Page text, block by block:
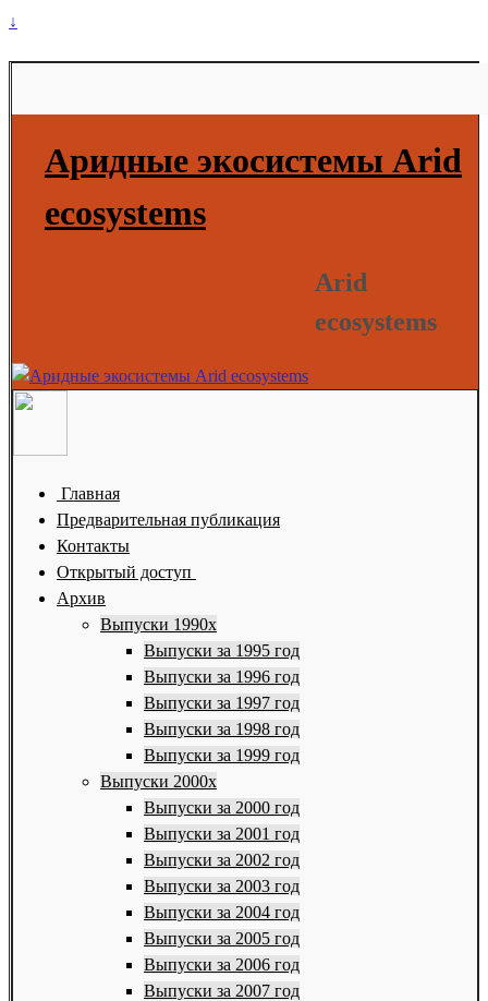
↓
Аридные экосистемы Arid
ecosystems
Arid
ecosystems
Главная
Предварительная публикация
Контакты
Открытый доступ
Архив
Выпуски 1990х
Выпуски за 1995 год
Выпуски за 1996 год
Выпуски за 1997 год
Выпуски за 1998 год
Выпуски за 1999 год
Выпуски 2000х
Выпуски за 2000 год
Выпуски за 2001 год
Выпуски за 2002 год
Выпуски за 2003 год
Выпуски за 2004 год
Выпуски за 2005 год
Выпуски за 2006 год
Выпуски за 2007 год